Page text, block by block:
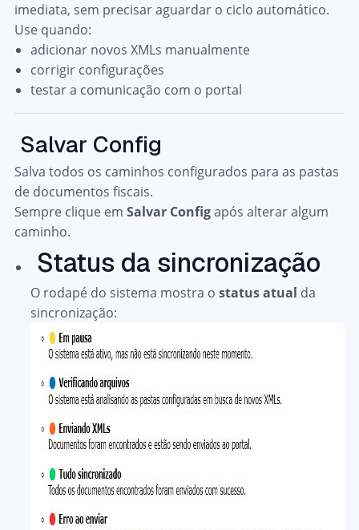
imediata, sem precisar aguardar o ciclo automático.
Use quando:
adicionar novos XMLs manualmente
corrigir configurações
testar a comunicação com o portal
Salvar Config
Salva todos os caminhos configurados para as pastas
de documentos fiscais.
Sempre clique em Salvar Configapós alterar algum
caminho.
Status da sincronização
O rodapé do sistema mostra o status atual da
sincronização: